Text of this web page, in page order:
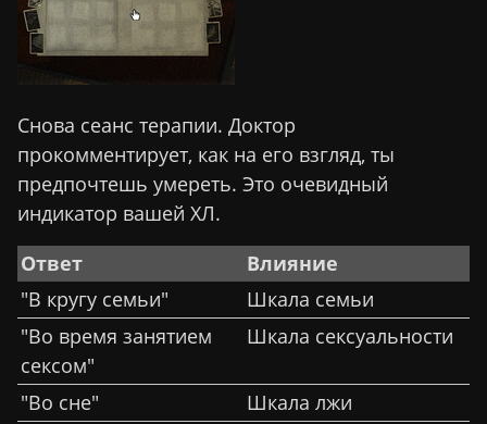
Снова сеанс терапии. Доктор
прокомментирует, как на его взгляд, ты
предпочтешь умереть. Это очевидный
индикатор вашей ХЛ.
Ответ
Влияние
"В кругу семьи"
Шкала семьи
"Во время занятием
сексом"
Шкала сексуальности
"Во сне"
Шкала лжи